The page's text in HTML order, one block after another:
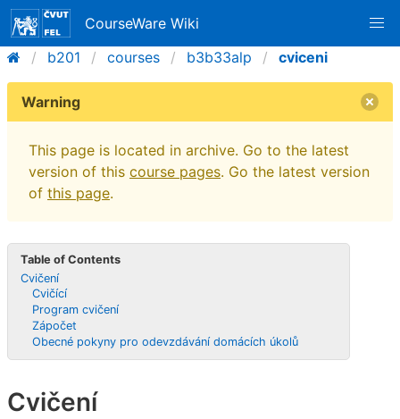
CourseWare Wiki
b201
courses b3b33alp cviceni
Warning
This page is located in archive. Go to the latest
version of this course pages. Go the latest version
of this page.
Table of Contents
Cvičení
Cvičící
Program cvičení
Zápočet
Obecné pokyny pro odevzdávání domácích úkolů
Cvičení